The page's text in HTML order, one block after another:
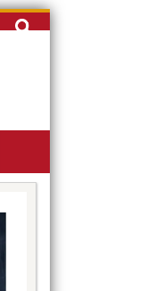
Cari